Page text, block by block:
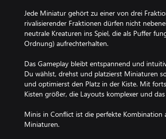
Jede Miniatur gehört zu einer von drei
rivalisierender Fraktionen dürfen nicht
neutrale Kreaturen ins Spiel, die als Puffer
Ordnung) aufrechterhalten.​
Das Gameplay bleibt entspannend und
Du wählst, drehst und platzierst Miniaturen
und optimierst den Platz in der Kiste. Mit
Kisten größer, die Layouts komplexer und
Minis in Conflict ist die perfekte Kombination
Miniaturen.